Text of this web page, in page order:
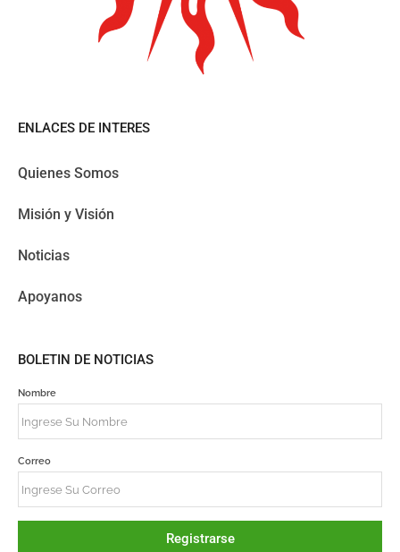
ENLACES DE INTERES
Quienes Somos
Misión y Visión
Noticias
Apoyanos
BOLETIN DE NOTICIAS
Nombre
Correo
Registrarse